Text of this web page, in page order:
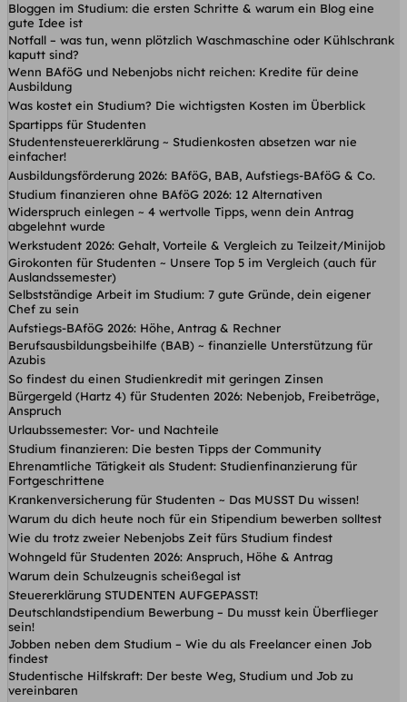
Bloggen im Studium: die ersten Schritte & warum ein Blog eine
gute Idee ist
Notfall – was tun, wenn plötzlich Waschmaschine oder Kühlschrank
kaputt sind?
Wenn BAföG und Nebenjobs nicht reichen: Kredite für deine
Ausbildung
Was kostet ein Studium? Die wichtigsten Kosten im Überblick
Spartipps für Studenten
Studentensteuererklärung ~ Studienkosten absetzen war nie
einfacher!
Ausbildungsförderung 2026: BAföG, BAB, Aufstiegs-BAföG & Co.
Studium finanzieren ohne BAföG 2026: 12 Alternativen
Widerspruch einlegen ~ 4 wertvolle Tipps, wenn dein Antrag
abgelehnt wurde
Werkstudent 2026: Gehalt, Vorteile & Vergleich zu Teilzeit/Minijob
Girokonten für Studenten ~ Unsere Top 5 im Vergleich (auch für
Auslandssemester)
Selbstständige Arbeit im Studium: 7 gute Gründe, dein eigener
Chef zu sein
Aufstiegs-BAföG 2026: Höhe, Antrag & Rechner
Berufsausbildungsbeihilfe (BAB) ~ finanzielle Unterstützung für
Azubis
So findest du einen Studienkredit mit geringen Zinsen
Bürgergeld (Hartz 4) für Studenten 2026: Nebenjob, Freibeträge,
Anspruch
Urlaubssemester: Vor- und Nachteile
Studium finanzieren: Die besten Tipps der Community
Ehrenamtliche Tätigkeit als Student: Studienfinanzierung für
Fortgeschrittene
Krankenversicherung für Studenten ~ Das MUSST Du wissen!
Warum du dich heute noch für ein Stipendium bewerben solltest
Wie du trotz zweier Nebenjobs Zeit fürs Studium findest
Wohngeld für Studenten 2026: Anspruch, Höhe & Antrag
Warum dein Schulzeugnis scheißegal ist
Steuererklärung STUDENTEN AUFGEPASST!
Deutschlandstipendium Bewerbung – Du musst kein Überflieger
sein!
Jobben neben dem Studium – Wie du als Freelancer einen Job
findest
Studentische Hilfskraft: Der beste Weg, Studium und Job zu
vereinbaren